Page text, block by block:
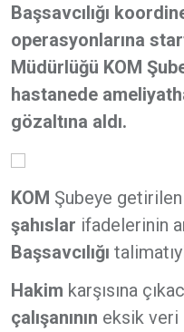
Başsavcılığı
operasyonlarına
Müdürlüğü KOM
hastanede
gözaltına aldı.
KOM Şubeye getirilen
şahıslar ifadelerinin
Başsavcılığı
Hakim karşısına
çalışanının eksik veri